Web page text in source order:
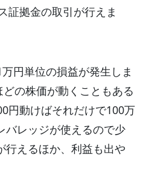
証拠金の取引が行えま
円単位の損益が発生しま
の株価が動くこともある
円動けばそれだけで100万
バレッジが使えるので少
行えるほか、利益も出や